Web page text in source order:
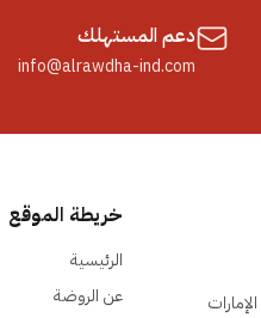
دعم المستهلك
info@alrawdha-ind.com
خريطة الموقع
الرئيسية
عن الروضة